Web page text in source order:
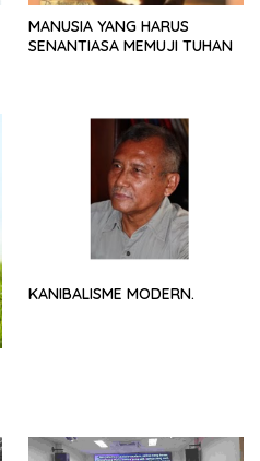
MANUSIA YANG HARUS
SENANTIASA MEMUJI TUHAN
KANIBALISME MODERN.